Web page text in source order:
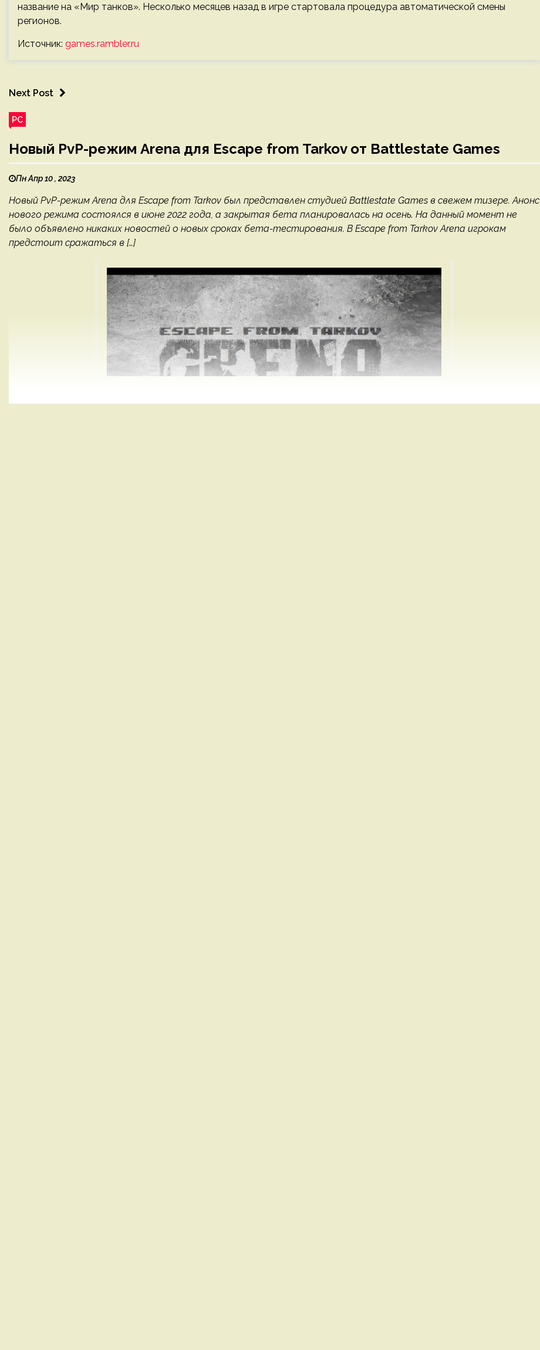
название на «Мир танков». Несколько месяцев назад в игре стартовала процедура автоматической смены
регионов.
Источник: games.rambler.ru
Next Post
PC
Новый PvP-режим Arena для Escape from Tarkov от Battlestate Games
Пн Апр 10 , 2023
Новый PvP-режим Arena для Escape from Tarkov был представлен студией Battlestate Games в свежем тизере. Анонс
нового режима состоялся в июне 2022 года, а закрытая бета планировалась на осень. На данный момент не
было объявлено никаких новостей о новых сроках бета-тестирования. В Escape from Tarkov Arena игрокам
предстоит сражаться в […]